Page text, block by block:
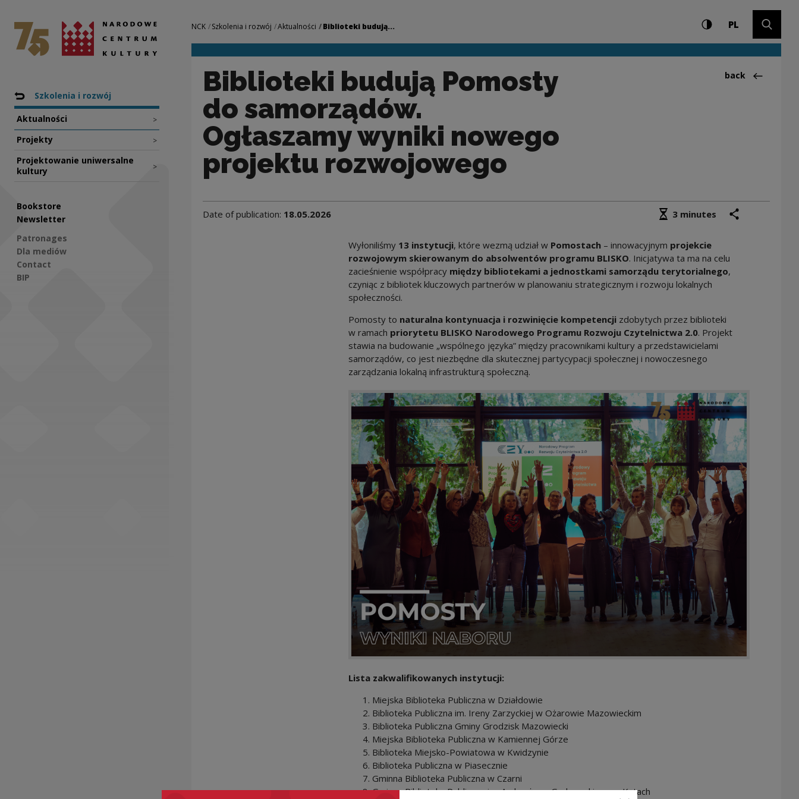
Biblioteki budują Pomosty do samorządów. Ogłaszamy
National Centre for Culture Poland
Nawigacja
Back to: NCK
Szkolenia i rozwój
Aktualności >
Projekty >
Projektowanie uniwersalne
kultury
>
Bookstore
Newsletter
Patronages
Dla mediów
Contact
BIP
Navigation
NCK Szkolenia i rozwój Aktualności Biblioteki budują... Settings and search
High contrast
PLCHANGE
Biblioteki budują Pomosty
do samorządów.
Ogłaszamy wyniki nowego
projektu rozwojowego
Back
back
Date of publication: 18.05.2026 Średni czas czytania
3 minutes
Wyłoniliśmy 13 instytucji, które wezmą udział w Pomostach– innowacyjnym projekcie
rozwojowym skierowanym do absolwentów programu BLISKO. Inicjatywa ta ma na celu
zacieśnienie współpracy między bibliotekami a jednostkami samorządu terytorialnego,
czyniąc z bibliotek kluczowych partnerów w planowaniu strategicznym i rozwoju lokalnych
społeczności.
Pomosty to naturalna kontynuacja i rozwinięcie kompetencjizdobytych przez biblioteki
w ramach priorytetu BLISKO Narodowego Programu Rozwoju Czytelnictwa 2.0. Projekt
stawia na budowanie „wspólnego języka” między pracownikami kultury a przedstawicielami
samorządów, co jest niezbędne dla skutecznej partycypacji społecznej i nowoczesnego
zarządzania lokalną infrastrukturą społeczną.
Lista zakwalifikowanych instytucji:
Miejska Biblioteka Publiczna w Działdowie
Biblioteka Publiczna im. Ireny Zarzyckiej w Ożarowie Mazowieckim
Biblioteka Publiczna Gminy Grodzisk Mazowiecki
Miejska Biblioteka Publiczna w Kamiennej Górze
Biblioteka Miejsko-Powiatowa w Kwidzynie
Biblioteka Publiczna w Piasecznie
Gminna Biblioteka Publiczna w Czarni
Gminna Biblioteka Publiczna im. Ambrożego Grabowskiego w Kętach